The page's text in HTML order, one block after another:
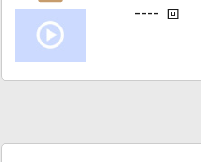
---- 回
----